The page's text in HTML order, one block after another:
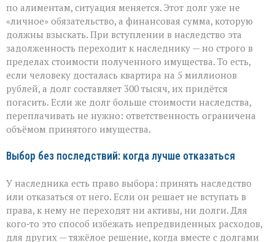
по алиментам, ситуация меняется. Этот долг уже не
«личное» обязательство, а финансовая сумма, которую
должны взыскать. При вступлении в наследство эта
задолженность переходит к наследнику — но строго в
пределах стоимости полученного имущества. То есть,
если человеку досталась квартира на 5 миллионов
рублей, а долг составляет 300 тысяч, их придётся
погасить. Если же долг больше стоимости наследства,
переплачивать не нужно: ответственность ограничена
объёмом принятого имущества.
Выбор без последствий: когда лучше отказаться
У наследника есть право выбора: принять наследство
или отказаться от него. Если он решает не вступать в
права, к нему не переходят ни активы, ни долги. Для
кого‑то это способ избежать непредвиденных расходов,
для других — тяжёлое решение, когда вместе с долгами